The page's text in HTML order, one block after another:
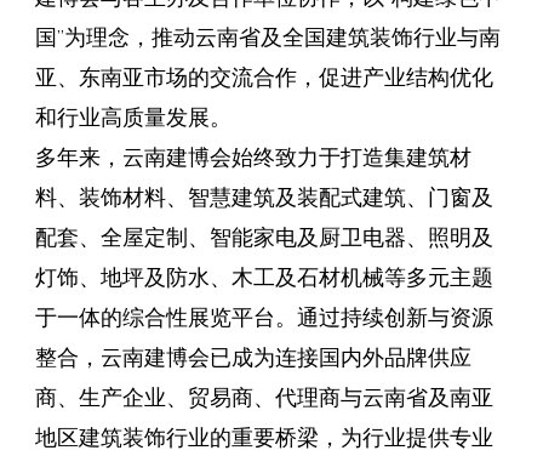
国”为理念，推动云南省及全国建筑装饰行业与南
亚、东南亚市场的交流合作，促进产业结构优化
和行业高质量发展。
多年来，云南建博会始终致力于打造集建筑材
料、装饰材料、智慧建筑及装配式建筑、门窗及
配套、全屋定制、智能家电及厨卫电器、照明及
灯饰、地坪及防水、木工及石材机械等多元主题
于一体的综合性展览平台。通过持续创新与资源
整合，云南建博会已成为连接国内外品牌供应
商、生产企业、贸易商、代理商与云南省及南亚
地区建筑装饰行业的重要桥梁，为行业提供专业